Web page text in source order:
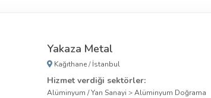
Yakaza Metal
Kağıthane/İstanbul
Hizmet verdiği sektörler:
Alüminyum / Yan Sanayi >Alüminyum Doğrama